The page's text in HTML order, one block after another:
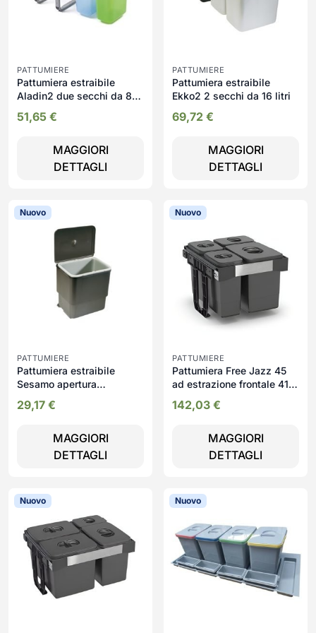
PATTUMIERE
Pattumiera estraibile
Aladin2 due secchi da 8
51,65 €
MAGGIORI
DETTAGLI
PATTUMIERE
Pattumiera estraibile
Ekko2 2 secchi da 16 litri
69,72 €
MAGGIORI
DETTAGLI
Nuovo
PATTUMIERE
Pattumiera estraibile
Sesamo apertura
29,17 €
MAGGIORI
DETTAGLI
Nuovo
PATTUMIERE
Pattumiera Free Jazz 45
ad estrazione frontale 41
142,03 €
MAGGIORI
DETTAGLI
Nuovo Nuovo